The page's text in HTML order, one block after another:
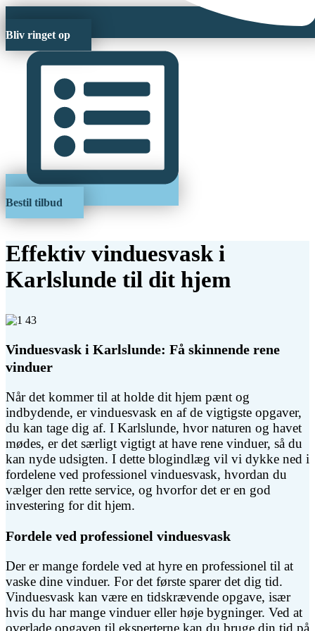
Bliv ringet op
Bestil tilbud
Effektiv vinduesvask i
Karlslunde til dit hjem
Vinduesvask i Karlslunde: Få skinnende rene
vinduer
Når det kommer til at holde dit hjem pænt og
indbydende, er vinduesvask en af de vigtigste opgaver,
du kan tage dig af. I Karlslunde, hvor naturen og havet
mødes, er det særligt vigtigt at have rene vinduer, så du
kan nyde udsigten. I dette blogindlæg vil vi dykke ned i
fordelene ved professionel vinduesvask, hvordan du
vælger den rette service, og hvorfor det er en god
investering for dit hjem.
Fordele ved professionel vinduesvask
Der er mange fordele ved at hyre en professionel til at
vaske dine vinduer. For det første sparer det dig tid.
Vinduesvask kan være en tidskrævende opgave, især
hvis du har mange vinduer eller høje bygninger. Ved at
overlade opgaven til eksperterne kan du bruge din tid på